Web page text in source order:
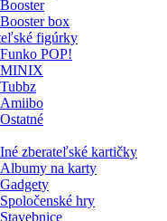
Booster
Booster box
figúrky
Funko POP!
MINIX
Tubbz
Amiibo
Ostatné
Iné zberateľské kartičky
Albumy na karty
Gadgety
Spoločenské hry
Stavebnice